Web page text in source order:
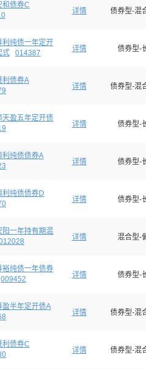
和债券C
详情 债券型-混
利纯债一年定开
式
014387 详情 债券型-
利债券A
详情 债券型-混
天盈五年定开债
详情 债券型-
利纯债债券A
详情 债券型-
利纯债债券D
详情 债券型-
阳一年持有期混
详情 混合型-
裕纯债一年债券
009452 详情 债券型-
盈半年定开债A
详情 债券型-混
利债券C
详情 债券型-混